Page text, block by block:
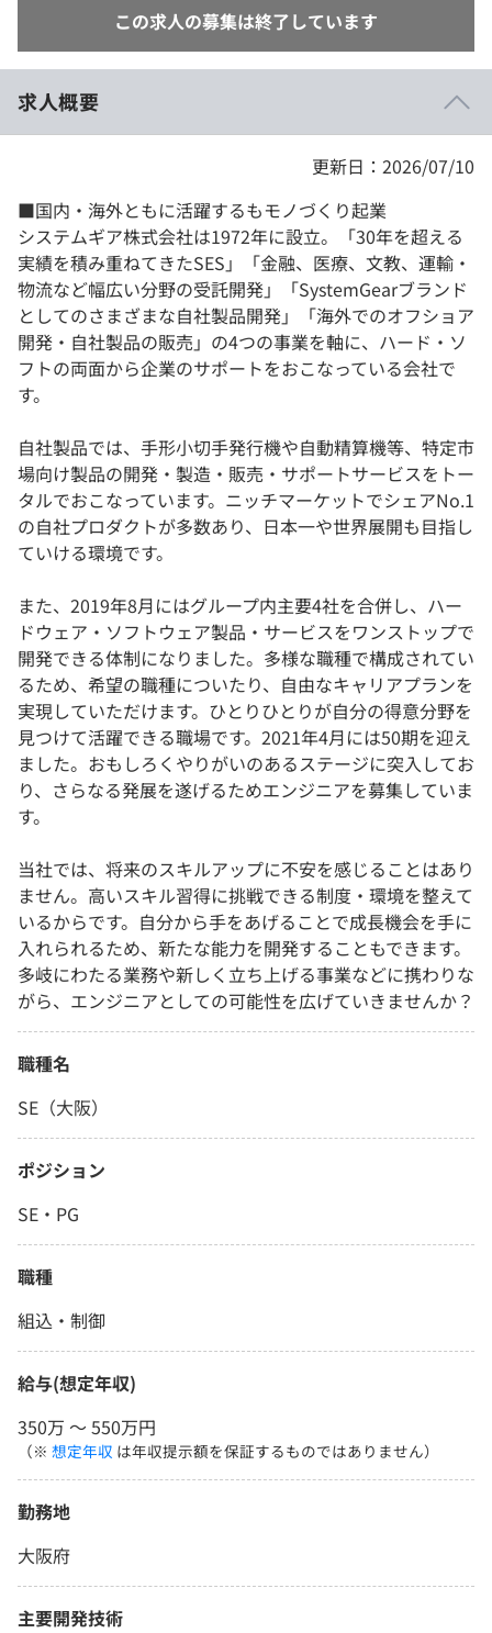
この求人の募集は終了しています
求人概要
更新日：2026/07/10
■国内・海外ともに活躍するもモノづくり起業
システムギア株式会社は1972年に設立。「30年を超える
実績を積み重ねてきたSES」「金融、医療、文教、運輸・
物流など幅広い分野の受託開発」「SystemGearブランド
としてのさまざまな自社製品開発」「海外でのオフショア
開発・自社製品の販売」の4つの事業を軸に、ハード・ソ
フトの両面から企業のサポートをおこなっている会社で
す。
自社製品では、手形小切手発行機や自動精算機等、特定市
場向け製品の開発・製造・販売・サポートサービスをトー
タルでおこなっています。ニッチマーケットでシェアNo.1
の自社プロダクトが多数あり、日本一や世界展開も目指し
ていける環境です。
また、2019年8月にはグループ内主要4社を合併し、ハー
ドウェア・ソフトウェア製品・サービスをワンストップで
開発できる体制になりました。多様な職種で構成されてい
るため、希望の職種についたり、自由なキャリアプランを
実現していただけます。ひとりひとりが自分の得意分野を
見つけて活躍できる職場です。2021年4月には50期を迎え
ました。おもしろくやりがいのあるステージに突入してお
り、さらなる発展を遂げるためエンジニアを募集していま
す。
当社では、将来のスキルアップに不安を感じることはあり
ません。高いスキル習得に挑戦できる制度・環境を整えて
いるからです。自分から手をあげることで成長機会を手に
入れられるため、新たな能力を開発することもできます。
多岐にわたる業務や新しく立ち上げる事業などに携わりな
がら、エンジニアとしての可能性を広げていきませんか？
職種名
SE（大阪）
ポジション
SE・PG
職種
組込・制御
給与(想定年収)
350万 〜 550万円
（※ 想定年収 は年収提示額を保証するものではありません）
勤務地
大阪府
主要開発技術